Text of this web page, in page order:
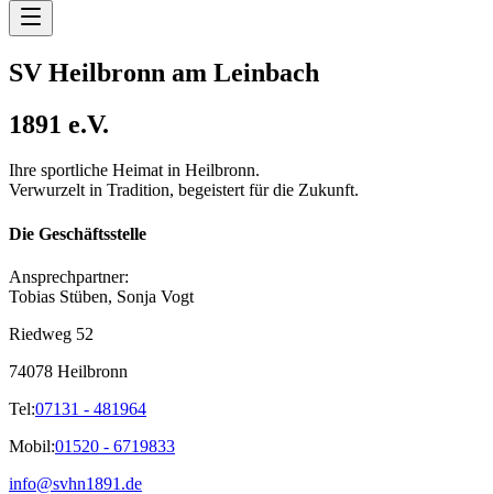
SV Heilbronn am Leinbach
1891 e.V.
Ihre sportliche Heimat in Heilbronn.
Verwurzelt in Tradition, begeistert für die Zukunft.
Die Geschäftsstelle
Ansprechpartner:
Tobias Stüben, Sonja Vogt
Riedweg 52
74078 Heilbronn
Tel:07131 - 481964
Mobil:01520 - 6719833
info@svhn1891.de